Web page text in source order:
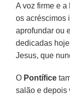
A voz firme e
os acréscimos
aprofundar ou
dedicadas
Jesus, que
O Pontífice
salão e